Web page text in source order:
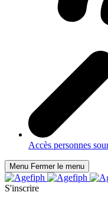
Accès personnes
Menu Fermer le menu
S'inscrire